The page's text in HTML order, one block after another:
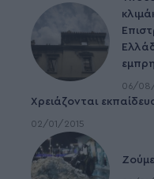
06/
Χρειάζονται
02/01/2015